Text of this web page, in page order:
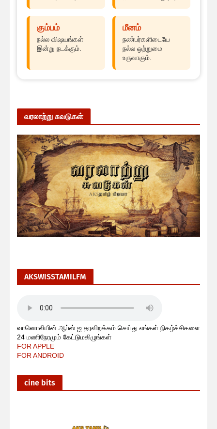
கும்பம்
நல்ல விஷயங்கள்
இன்று நடக்கும்.
மீனம்
நண்பர்களிடையே
நல்ல ஒற்றுமை
உருவாகும்.
வரலாற்று சுவடுகள்
AKSWISSTAMILFM
வானொலியின் ஆப்ஸ் ஐ தரவிறக்கம் செய்து எங்கள் நிகழ்ச்சிகளை
24 மணிநேரமும் கேட்டுமகிழுங்கள்
FOR APPLE
FOR ANDROID
cine bits